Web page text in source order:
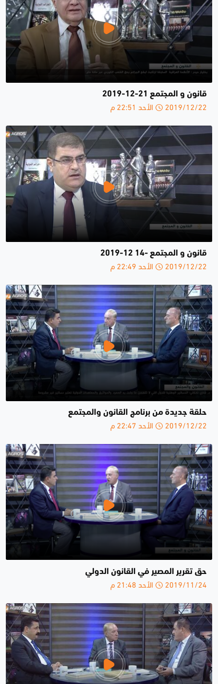
قانون و المجتمع 21-12-2019
2019/12/22 الأحد 22:51 م
قانون و المجتمع -14 12-2019
2019/12/22 الأحد 22:49 م
حلقة جديدة من برنامج القانون والمجتمع
2019/12/22 الأحد 22:47 م
حق تقرير المصير في القانون الدولي
2019/11/24 الأحد 21:48 م